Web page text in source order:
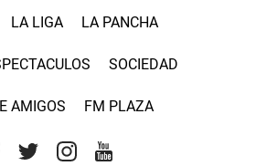
LA LIGA LA PANCHA
SOCIEDAD
AMIGOS FM PLAZA